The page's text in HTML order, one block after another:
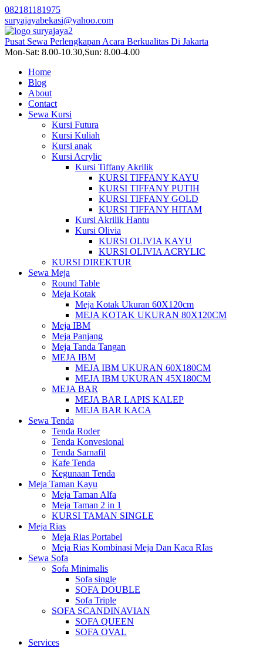
082181181975
suryajayabekasi@yahoo.com
Pusat Sewa Perlengkapan Acara Berkualitas Di Jakarta
Mon-Sat: 8.00-10.30,Sun: 8.00-4.00
Home
Blog
About
Contact
Sewa Kursi
Kursi Futura
Kursi Kuliah
Kursi anak
Kursi Acrylic
Kursi Tiffany Akrilik
KURSI TIFFANY KAYU
KURSI TIFFANY PUTIH
KURSI TIFFANY GOLD
KURSI TIFFANY HITAM
Kursi Akrilik Hantu
Kursi Olivia
KURSI OLIVIA KAYU
KURSI OLIVIA ACRYLIC
KURSI DIREKTUR
Sewa Meja
Round Table
Meja Kotak
Meja Kotak Ukuran 60X120cm
MEJA KOTAK UKURAN 80X120CM
Meja IBM
Meja Panjang
Meja Tanda Tangan
MEJA IBM
MEJA IBM UKURAN 60X180CM
MEJA IBM UKURAN 45X180CM
MEJA BAR
MEJA BAR LAPIS KALEP
MEJA BAR KACA
Sewa Tenda
Tenda Roder
Tenda Konvesional
Tenda Sarnafil
Kafe Tenda
Kegunaan Tenda
Meja Taman Kayu
Meja Taman Alfa
Meja Taman 2 in 1
KURSI TAMAN SINGLE
Meja Rias
Meja Rias Portabel
Meja Rias Kombinasi Meja Dan Kaca RIas
Sewa Sofa
Sofa Minimalis
Sofa single
SOFA DOUBLE
Sofa Triple
SOFA SCANDINAVIAN
SOFA QUEEN
SOFA OVAL
Services